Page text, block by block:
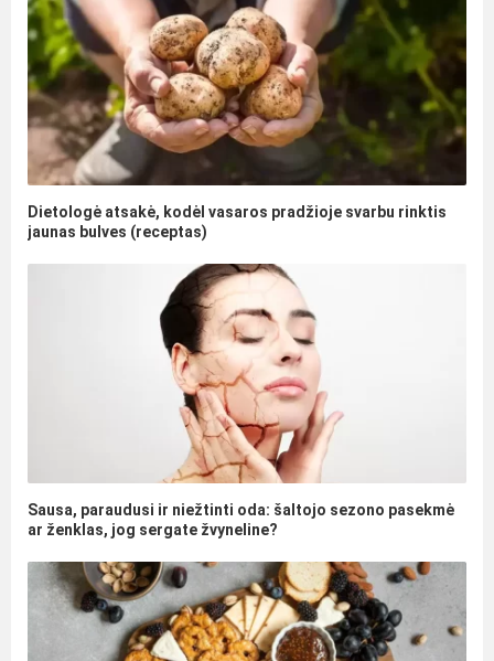
Dietologė atsakė, kodėl vasaros pradžioje svarbu rinktis
jaunas bulves (receptas)
Sausa, paraudusi ir niežtinti oda: šaltojo sezono pasekmė
ar ženklas, jog sergate žvyneline?